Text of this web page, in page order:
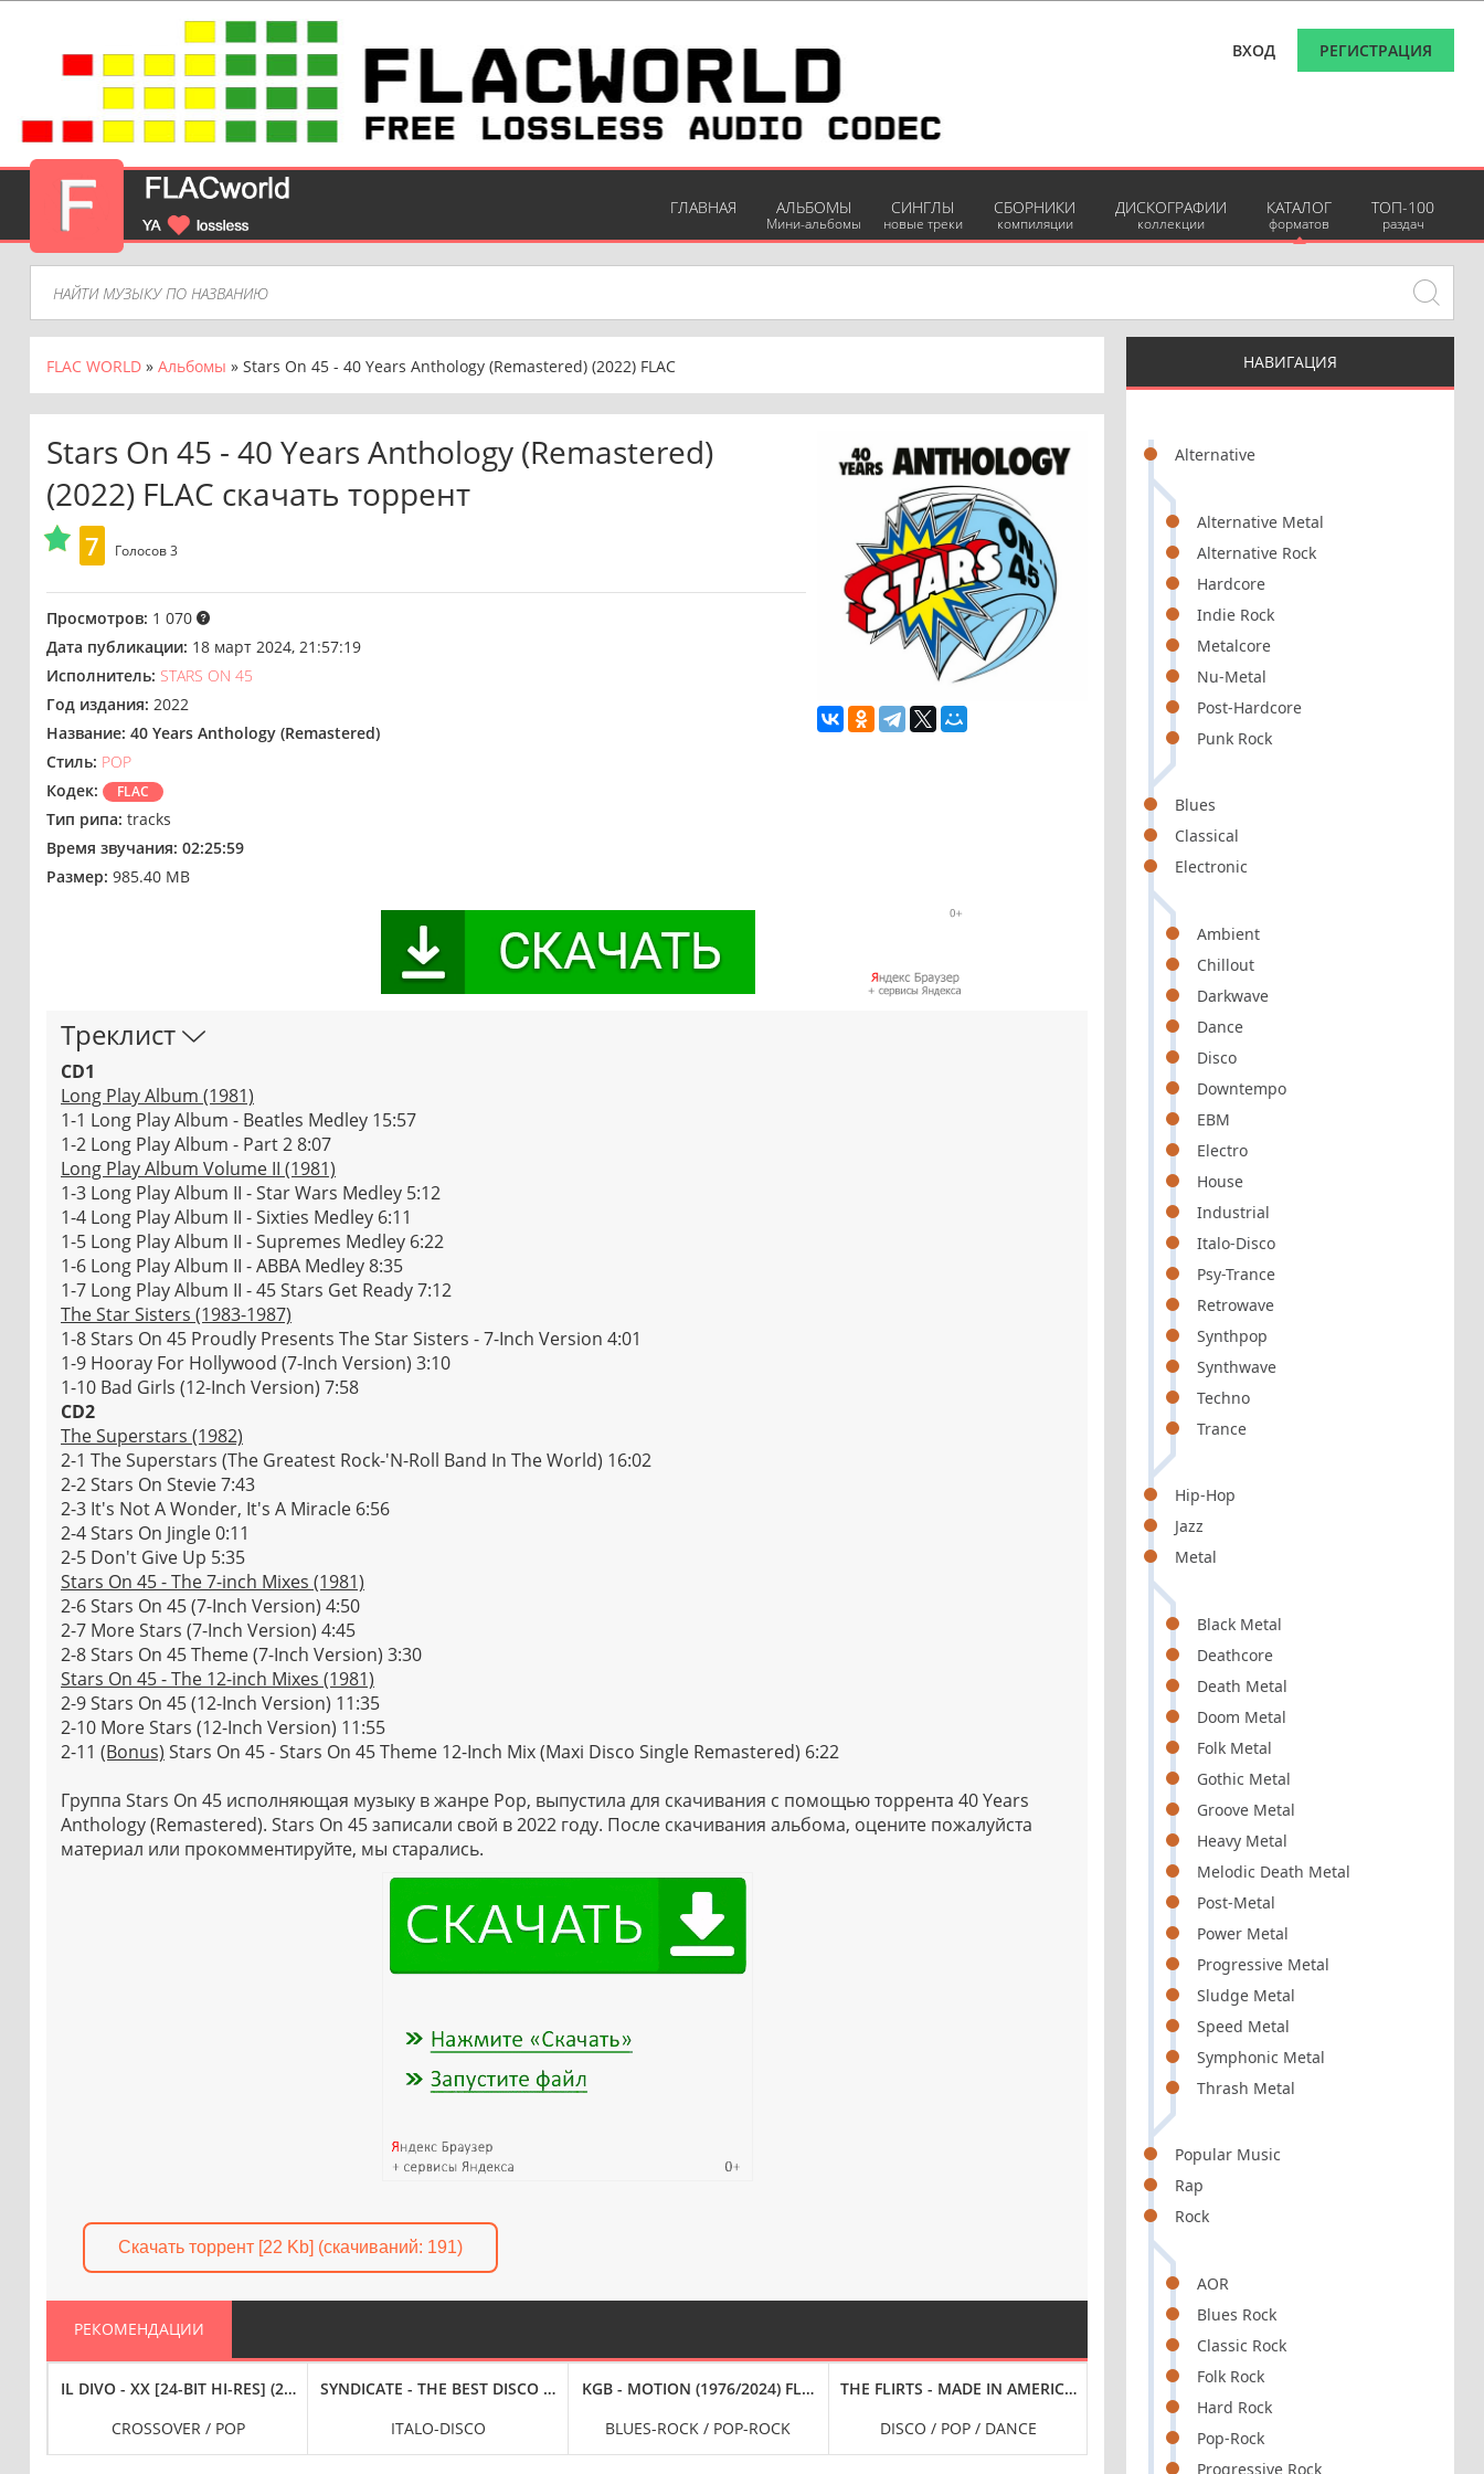
ВХОД РЕГИСТРАЦИЯ
ГЛАВНАЯ АЛЬБОМЫ
Мини-альбомы
СИНГЛЫ
новые треки
СБОРНИКИ
компиляции
ДИСКОГРАФИИ
коллекции
КАТАЛОГ
форматов
ТОП-100
раздач
НАВИГАЦИЯ
Alternative
Alternative Metal
Alternative Rock
Hardcore
Indie Rock
Metalcore
Nu-Metal
Post-Hardcore
Punk Rock
Blues
Classical
Electronic
Ambient
Chillout
Darkwave
Dance
Disco
Downtempo
EBM
Electro
House
Industrial
Italo-Disco
Psy-Trance
Retrowave
Synthpop
Synthwave
Techno
Trance
Hip-Hop
Jazz
Metal
Black Metal
Deathcore
Death Metal
Doom Metal
Folk Metal
Gothic Metal
Groove Metal
Heavy Metal
Melodic Death Metal
Post-Metal
Power Metal
Progressive Metal
Sludge Metal
Speed Metal
Symphonic Metal
Thrash Metal
Popular Music
Rap
Rock
AOR
Blues Rock
Classic Rock
Folk Rock
Hard Rock
Pop-Rock
Progressive Rock
FLAC WORLD » Альбомы » Stars On 45 - 40 Years Anthology (Remastered) (2022) FLAC
Stars On 45 - 40 Years Anthology (Remastered)
(2022) FLAC скачать торрент
7 Голосов3
Просмотров: 1 070
Дата публикации: 18 март 2024, 21:57:19
Исполнитель: STARS ON 45
Год издания: 2022
Название: 40 Years Anthology (Remastered)
Стиль: POP
Кодек:
FLAC
Тип рипа: tracks
Время звучания: 02:25:59
Размер: 985.40 MB
Треклист
CD1
Long Play Album (1981)
1-1 Long Play Album - Beatles Medley 15:57
1-2 Long Play Album - Part 2 8:07
Long Play Album Volume II (1981)
1-3 Long Play Album II - Star Wars Medley 5:12
1-4 Long Play Album II - Sixties Medley 6:11
1-5 Long Play Album II - Supremes Medley 6:22
1-6 Long Play Album II - ABBA Medley 8:35
1-7 Long Play Album II - 45 Stars Get Ready 7:12
The Star Sisters (1983-1987)
1-8 Stars On 45 Proudly Presents The Star Sisters - 7-Inch Version 4:01
1-9 Hooray For Hollywood (7-Inch Version) 3:10
1-10 Bad Girls (12-Inch Version) 7:58
CD2
The Superstars (1982)
2-1 The Superstars (The Greatest Rock-'N-Roll Band In The World) 16:02
2-2 Stars On Stevie 7:43
2-3 It's Not A Wonder, It's A Miracle 6:56
2-4 Stars On Jingle 0:11
2-5 Don't Give Up 5:35
Stars On 45 - The 7-inch Mixes (1981)
2-6 Stars On 45 (7-Inch Version) 4:50
2-7 More Stars (7-Inch Version) 4:45
2-8 Stars On 45 Theme (7-Inch Version) 3:30
Stars On 45 - The 12-inch Mixes (1981)
2-9 Stars On 45 (12-Inch Version) 11:35
2-10 More Stars (12-Inch Version) 11:55
2-11 (Bonus) Stars On 45 - Stars On 45 Theme 12-Inch Mix (Maxi Disco Single Remastered) 6:22
Группа Stars On 45 исполняющая музыку в жанре Pop, выпустила для скачивания с помощью торрента 40 Years
Anthology (Remastered). Stars On 45 записали свой в 2022 году. После скачивания альбома, оцените пожалуйста
материал или прокомментируйте, мы старались.
Скачать торрент [22 Kb] (cкачиваний: 191)
РЕКОМЕНДАЦИИ
HITS [24-BIT HI-RES](1985) FLAC
IL DIVO - XX [24-BIT HI-RES] (2024) FLAC
CROSSOVER / POP
SYNDICATE - THE BEST DISCO '80 [24-BIT HI-RES](1980/2023) FLAC
ITALO-DISCO
KGB - MOTION (1976/2024) FLAC
BLUES-ROCK / POP-ROCK
THE FLIRTS - MADE IN AMERICA [24-BIT HI-RES](1984) FLAC
DISCO / POP / DANCE
VARIOUS ARTISTS - ITALO MAXI-HITS [24-BIT HI-
ITALO-DISCO